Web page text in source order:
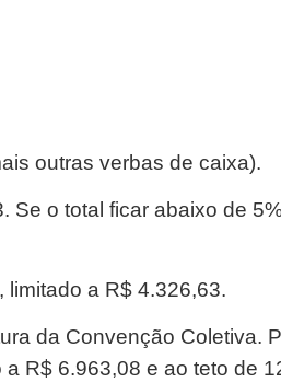
outras verbas de caixa).
Se o total ficar abaixo de
a R$ 4.326,63.
da Convenção Coletiva.
R$ 6.963,08 e ao teto de